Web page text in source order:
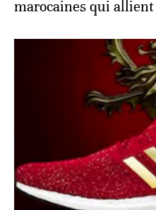
marocaines qui